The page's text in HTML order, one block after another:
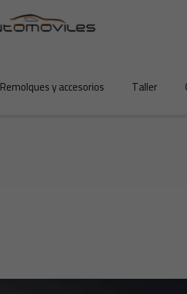
Remolques y accesorios Taller